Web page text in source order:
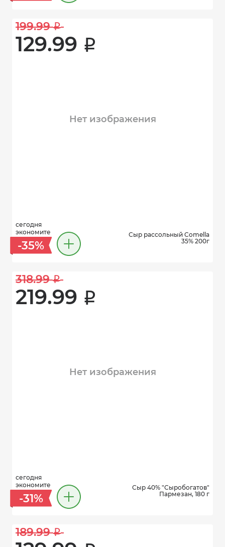
199.99 i
129.99 i
Нет изображения
сегодня
экономите
-35%
Сыр рассольный Comella
35% 200г
318.99 i
219.99 i
Нет изображения
сегодня
экономите
-31%
Сыр 40% "Сыробогатов"
Пармезан, 180 г
189.99 i